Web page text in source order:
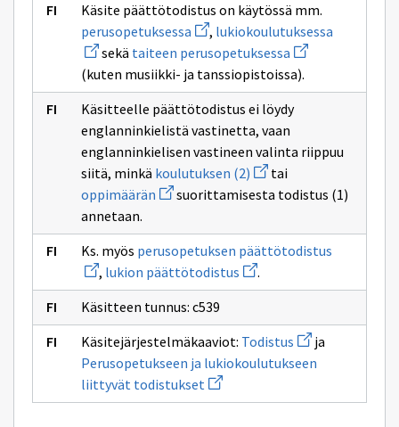
Käsite päättötodistus on käytössä mm.
perusopetuksessa Avaa
uuden
ikkunan
sivulle
perusopetuksessa
, lukiokoulutuksessa
sekä taiteen perusopetuksessa Avaa
uuden
ikkunan
sivulle
taiteen
perusopetuksessa
(kuten musiikki- ja tanssiopistoissa).
Käsitteelle päättötodistus ei löydy
englanninkielistä vastinetta, vaan
englanninkielisen vastineen valinta riippuu
siitä, minkä koulutuksen (2) Avaa
uuden
ikkunan
(2)
tai
oppimäärän Avaa
uuden
sivulle
oppimäärän
suorittamisesta todistus (1)
annetaan.
Ks. myös perusopetuksen päättötodistus
sivulle
, lukion päättötodistus Avaa
uuden
ikkunan
lukion
päättötodistus
.
Käsitteen tunnus: c539
Käsitejärjestelmäkaaviot: Todistus Avaa
uuden
ikkunan
ja
Perusopetukseen ja lukiokoulutukseen
liittyvät todistukset Avaa
uuden
ikkunan